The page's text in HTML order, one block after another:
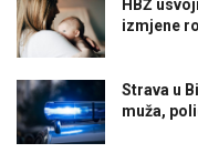
HBŽ
izmjene
Strava u
muža,